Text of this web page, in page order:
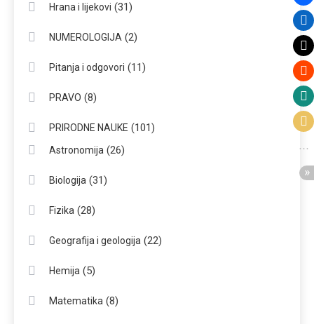
Hrana i lijekovi (31)
NUMEROLOGIJA (2)
Pitanja i odgovori (11)
PRAVO (8)
PRIRODNE NAUKE (101)
Astronomija (26)
Biologija (31)
Fizika (28)
Geografija i geologija (22)
Hemija (5)
Matematika (8)